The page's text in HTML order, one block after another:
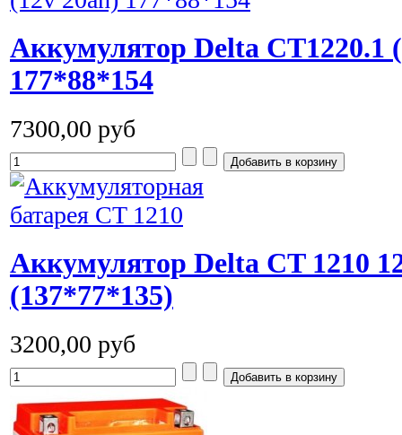
Аккумулятор Delta CT1220.1
177*88*154
7300,00 руб
Аккумулятор Delta СT 1210
(137*77*135)
3200,00 руб